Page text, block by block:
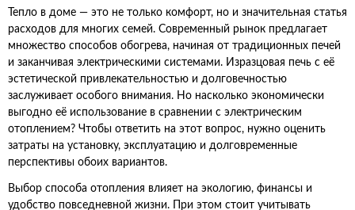
Тепло в доме — это не только комфорт, но и значительная статья
расходов для многих семей. Современный рынок предлагает
множество способов обогрева, начиная от традиционных печей
и заканчивая электрическими системами. Изразцовая печь с её
эстетической привлекательностью и долговечностью
заслуживает особого внимания. Но насколько экономически
выгодно её использование в сравнении с электрическим
отоплением? Чтобы ответить на этот вопрос, нужно оценить
затраты на установку, эксплуатацию и долговременные
перспективы обоих вариантов.
Выбор способа отопления влияет на экологию, финансы и
удобство повседневной жизни. При этом стоит учитывать